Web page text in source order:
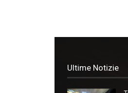
Ultime Notizie